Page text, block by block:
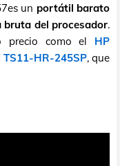
un portátil barato
bruta del procesador.
precio como el HP
TS11-HR-245SP, que